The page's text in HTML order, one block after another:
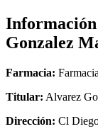
Información
Gonzalez
Farmacia:
Titular: Alvarez
Dirección: Cl